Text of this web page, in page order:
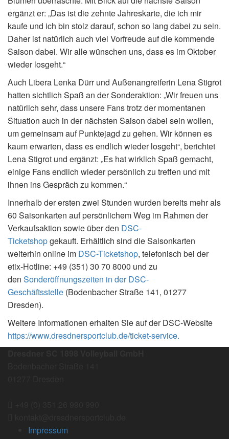
ergänzt er: „Das ist die zehnte Jahreskarte, die ich mir
kaufe und ich bin stolz darauf, schon so lang dabei zu sein.
Daher ist natürlich auch viel Vorfreude auf die kommende
Saison dabei. Wir alle wünschen uns, dass es im Oktober
wieder losgeht.“
Auch Libera Lenka Dürr und Außenangreiferin Lena Stigrot
hatten sichtlich Spaß an der Sonderaktion: „Wir freuen uns
natürlich sehr, dass unsere Fans trotz der momentanen
Situation auch in der nächsten Saison dabei sein wollen,
um gemeinsam auf Punktejagd zu gehen. Wir können es
kaum erwarten, dass es endlich wieder losgeht“, berichtet
Lena Stigrot und ergänzt: „Es hat wirklich Spaß gemacht,
einige Fans endlich wieder persönlich zu treffen und mit
ihnen ins Gespräch zu kommen.“
Innerhalb der ersten zwei Stunden wurden bereits mehr als
60 Saisonkarten auf persönlichem Weg im Rahmen der
Verkaufsaktion sowie über den DSC-
Ticketshopgekauft. Erhältlich sind die Saisonkarten
weiterhin online im DSC-Ticketshop, telefonisch bei der
etix-Hotline: +49 (351) 30 70 8000 und zu
den Sonderöffnungszeiten in der DSC-
Geschäftsstelle (Bodenbacher Straße 141, 01277
Dresden).
Weitere Informationen erhalten Sie auf der DSC-Website
https://www.dresdnersportclub.de/ticket-service.
Impressum